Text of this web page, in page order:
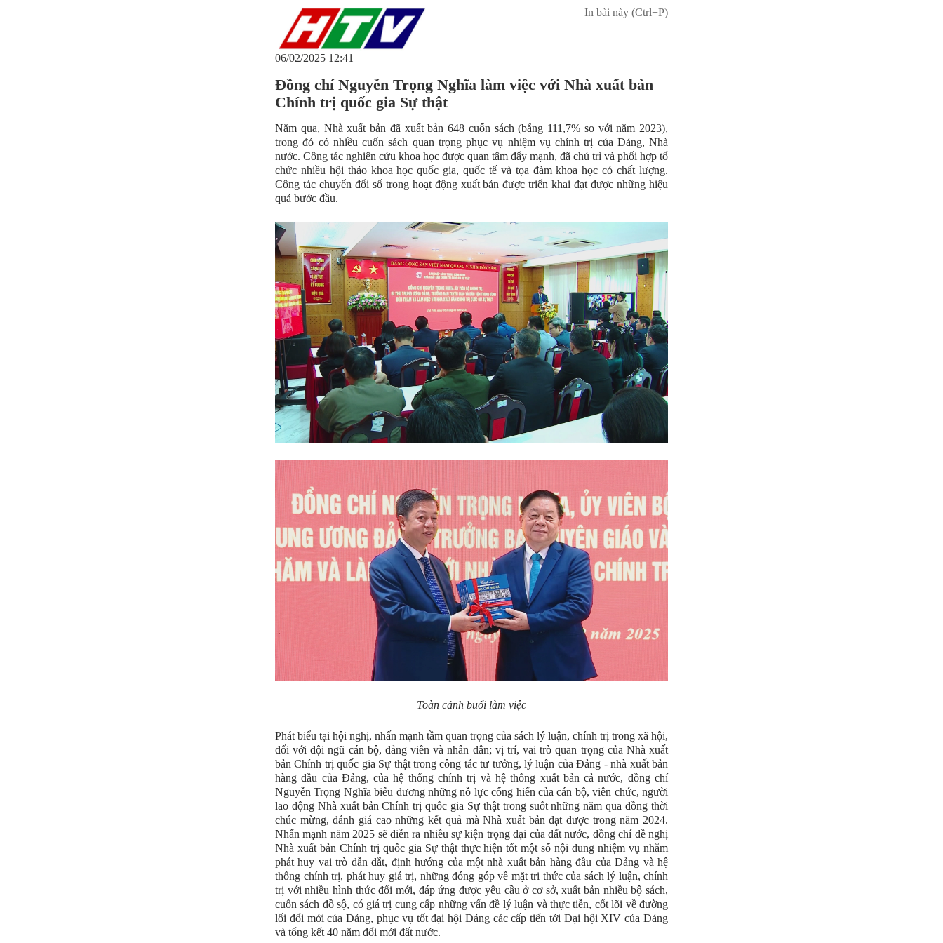
06/02/2025 12:41
In bài này (Ctrl+P)
Đồng chí Nguyễn Trọng Nghĩa làm việc với Nhà xuất bản
Chính trị quốc gia Sự thật
Năm qua, Nhà xuất bản đã xuất bản 648 cuốn sách (bằng 111,7% so với năm 2023),
trong đó có nhiều cuốn sách quan trọng phục vụ nhiệm vụ chính trị của Đảng, Nhà
nước. Công tác nghiên cứu khoa học được quan tâm đẩy mạnh, đã chủ trì và phối hợp tổ
chức nhiều hội thảo khoa học quốc gia, quốc tế và tọa đàm khoa học có chất lượng.
Công tác chuyển đổi số trong hoạt động xuất bản được triển khai đạt được những hiệu
quả bước đầu.
Toàn cảnh buổi làm việc
Phát biểu tại hội nghị, nhấn mạnh tầm quan trọng của sách lý luận, chính trị trong xã hội,
đối với đội ngũ cán bộ, đảng viên và nhân dân; vị trí, vai trò quan trọng của Nhà xuất
bản Chính trị quốc gia Sự thật trong công tác tư tưởng, lý luận của Đảng - nhà xuất bản
hàng đầu của Đảng, của hệ thống chính trị và hệ thống xuất bản cả nước, đồng chí
Nguyễn Trọng Nghĩa biểu dương những nỗ lực cống hiến của cán bộ, viên chức, người
lao động Nhà xuất bản Chính trị quốc gia Sự thật trong suốt những năm qua đồng thời
chúc mừng, đánh giá cao những kết quả mà Nhà xuất bản đạt được trong năm 2024.
Nhấn mạnh năm 2025 sẽ diễn ra nhiều sự kiện trọng đại của đất nước, đồng chí đề nghị
Nhà xuất bản Chính trị quốc gia Sự thật thực hiện tốt một số nội dung nhiệm vụ nhằm
phát huy vai trò dẫn dắt, định hướng của một nhà xuất bản hàng đầu của Đảng và hệ
thống chính trị, phát huy giá trị, những đóng góp về mặt tri thức của sách lý luận, chính
trị với nhiều hình thức đổi mới, đáp ứng được yêu cầu ở cơ sở, xuất bản nhiều bộ sách,
cuốn sách đồ sộ, có giá trị cung cấp những vấn đề lý luận và thực tiễn, cốt lõi về đường
lối đổi mới của Đảng, phục vụ tốt đại hội Đảng các cấp tiến tới Đại hội XIV của Đảng
và tổng kết 40 năm đổi mới đất nước.